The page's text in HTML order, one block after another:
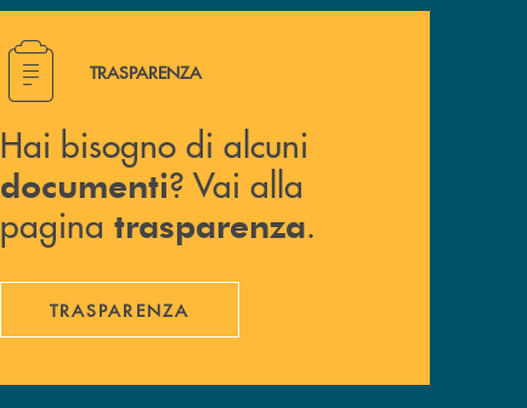
Hai bisogno di alcuni documenti ? Vai alla pagina
TRASPARENZA
Hai bisogno di alcuni
documenti? Vai alla
pagina trasparenza.
TRASPARENZA